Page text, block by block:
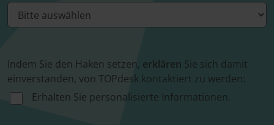
Indem Sie den Haken setzen, erklären Sie sich damit
einverstanden, von TOPdesk kontaktiert zu werden:
Erhalten Sie personalisierte Informationen.